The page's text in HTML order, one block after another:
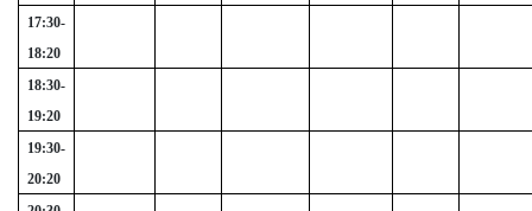
17:30-
18:20
18:30-
19:20
19:30-
20:20